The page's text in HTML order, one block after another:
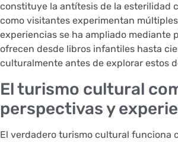
constituye la antítesis de la esterilidad
como visitantes experimentan
experiencias se ha ampliado mediante
ofrecen desde libros infantiles hasta
culturalmente antes de explorar estos
El turismo cultural
perspectivas y
El verdadero turismo cultural funciona